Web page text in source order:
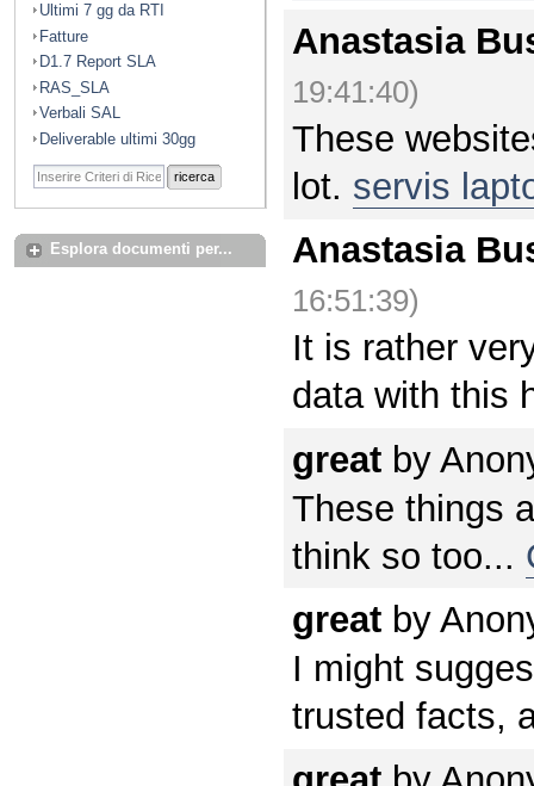
Ultimi 7 gg da RTI
Fatture
D1.7 Report SLA
RAS_SLA
Verbali SAL
Deliverable ultimi 30gg
ricerca
Esplora documenti per...
Anastasia
19:41:40)
These
lot. servis
Anastasia
16:51:39)
It is rather
data with this
greatby
These things
think so too...
greatby
I might
trusted facts,